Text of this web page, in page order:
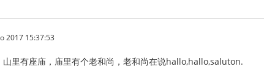
2017 15:37:53
山里有座庙，庙里有个老和尚，老和尚在说hallo,hallo,saluton.